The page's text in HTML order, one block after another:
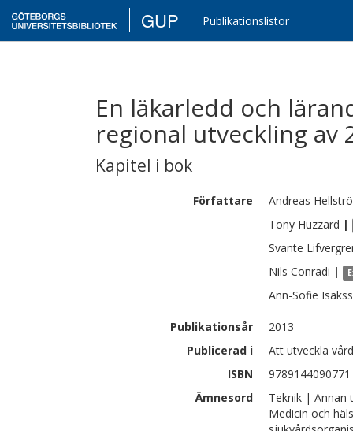
GUP Publikationslistor
En läkarledd och
regional utveckling av
Kapitel i bok
Författare Andreas
Tony Huzzard |
Svante
Nils Conradi |
Ann-Sofie
Publikationsår
2013
Publicerad i
Att utveckla
ISBN
9789144090771
Ämnesord
Teknik | Annan
Medicin och